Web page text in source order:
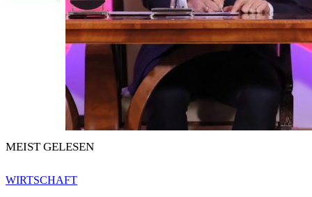
MEIST GELESEN
WIRTSCHAFT